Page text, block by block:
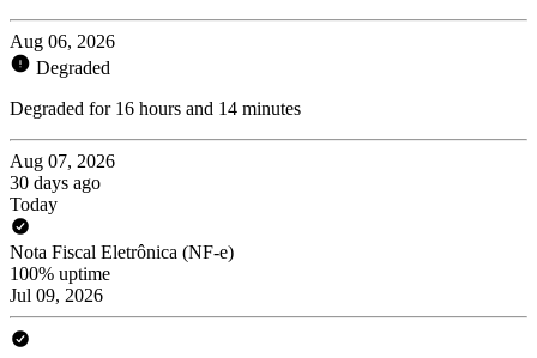
Aug 06, 2026
Degraded
Degraded for 16 hours and 14 minutes
Aug 07, 2026
30 days ago
Today
Nota Fiscal Eletrônica (NF-e)
100% uptime
Jul 09, 2026